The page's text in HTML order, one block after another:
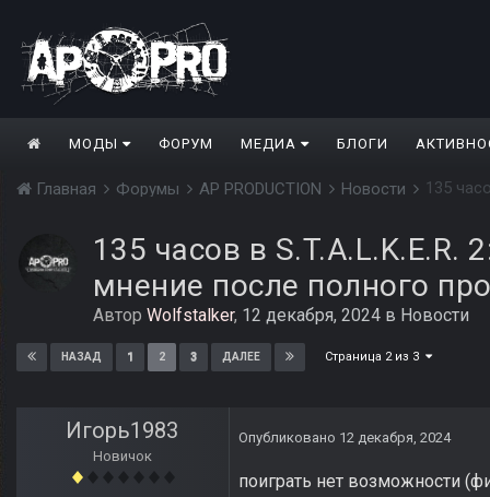
МОДЫ ФОРУМ МЕДИА БЛОГИ
Главная Форумы AP PRODUCTION Новости
135 часов в
мнение после полного
Автор Wolfstalker, 12 декабря, 2024 в Новости
НАЗАД 1 2 3 ДАЛЕЕ Страница 2 из 3
Игорь1983
Новичок
Опубликовано 12 декабря, 2024
поиграть нет возможности